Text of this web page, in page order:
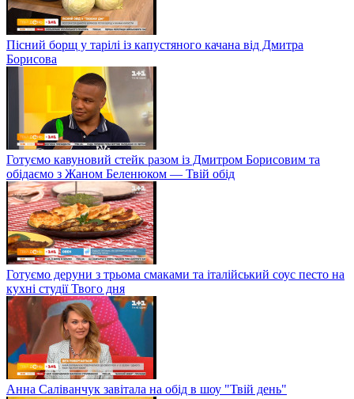
Пісний борщ у тарілі із капустяного качана від Дмитра
Борисова
Готуємо кавуновий стейк разом із Дмитром Борисовим та
обідаємо з Жаном Беленюком — Твій обід
Готуємо деруни з трьома смаками та італійський соус песто на
кухні студії Твого дня
Анна Саліванчук завітала на обід в шоу "Твій день"